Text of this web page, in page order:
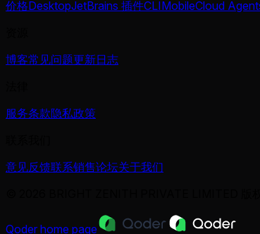
价格DesktopJetBrains 插件CLIMobileCloud
博客常见问题更新日志
服务条款隐私政策
意见反馈联系销售论坛关于我们
Qoder home page